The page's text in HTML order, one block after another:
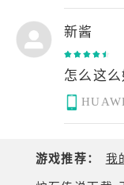
心被轻
战斗系统
节奏舒
抑，无
好。搭
留。
新酱
怎么这
游戏推荐： 我